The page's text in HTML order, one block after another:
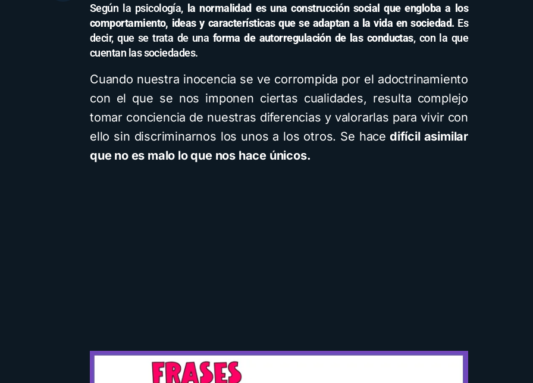
Según la psicología, la normalidad es una construcción social que engloba a los
comportamiento, ideas y características que se adaptan a la vida en sociedad. Es
decir, que se trata de una forma de autorregulación de las conductas, con la que
cuentan las sociedades.
Cuando nuestra inocencia se ve corrompida por el adoctrinamiento
con el que se nos imponen ciertas cualidades, resulta complejo
tomar conciencia de nuestras diferencias y valorarlas para vivir con
ello sin discriminarnos los unos a los otros. Se hace difícil asimilar
que no es malo lo que nos hace únicos.
infantiles ilustrados con